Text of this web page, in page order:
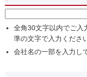
全角30文字以内でご入
準の文字で入力くださ
会社名の一部を入力し